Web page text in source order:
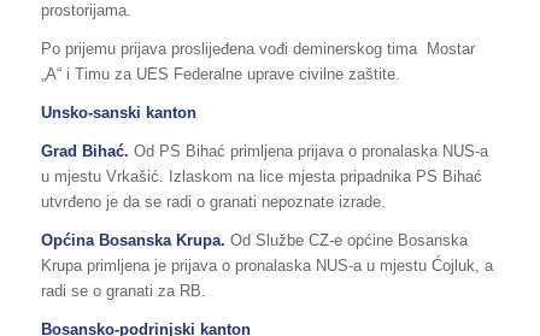
prostorijama.
Po prijemu prijava proslijeđena vođi deminerskog tima Mostar
„A“ i Timu za UES Federalne uprave civilne zaštite.
Unsko-sanski kanton
Grad Bihać. Od PS Bihać primljena prijava o pronalaska NUS-a
u mjestu Vrkašić. Izlaskom na lice mjesta pripadnika PS Bihać
utvrđeno je da se radi o granati nepoznate izrade.
Općina Bosanska Krupa. Od Službe CZ-e općine Bosanska
Krupa primljena je prijava o pronalaska NUS-a u mjestu Ćojluk, a
radi se o granati za RB.
Bosansko-podrinjski kanton